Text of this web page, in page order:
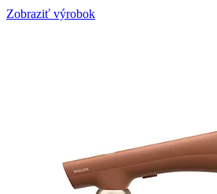
Zobraziť výrobok